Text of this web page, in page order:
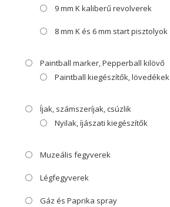
9 mm K kaliberű revolverek
8 mm K és 6 mm start pisztolyok
Paintball marker, Pepperball kilövő
Paintball kiegészítők, lövedékek
Íjak, számszeríjak, csúzlik
Nyilak, íjászati kiegészítők
Muzeális fegyverek
Légfegyverek
Gáz és Paprika spray